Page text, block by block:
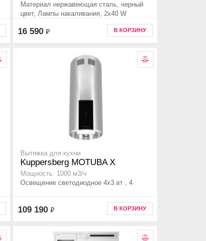
Материал нержавеющая сталь, черный
цвет, Лампы накаливания, 2x40 W
16 590 ₽ В КОРЗИНУ
Вытяжка для кухни
Kuppersberg MOTUBA X
Мощность: 1000 м3/ч
Освещение светодиодное 4х3 вт , 4
109 190 ₽ В КОРЗИНУ